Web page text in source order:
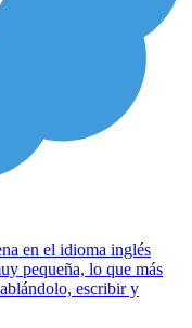
en el idioma inglés
pequeña, lo que más
escribir y